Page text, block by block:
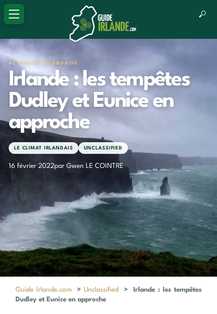
ACTUALITÉ IRLANDAISE
Irlande : les tempêtes
Dudley et Eunice en
approche
LE CLIMAT IRLANDAIS UNCLASSIFIED
16 février 2022par Gwen LE COINTRE
Guide Irlande.com > Unclassified >
Irlande : les tempêtes
Dudley et Eunice en approche